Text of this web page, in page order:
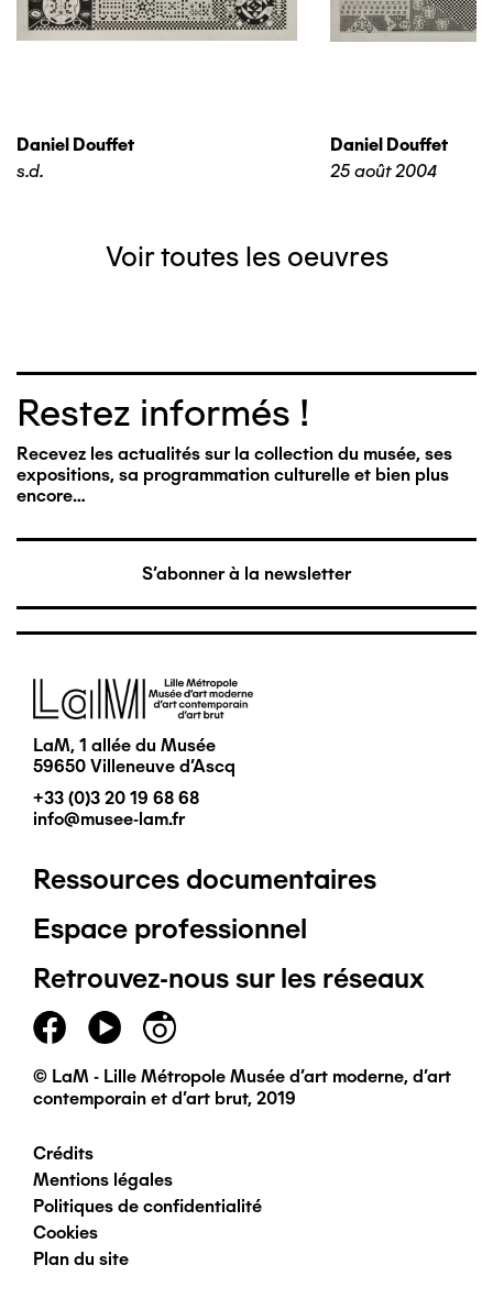
Daniel Douffet
s.d.
Daniel Douffet
25 août 2004
Voir toutes les oeuvres
Restez informés !
Recevez les actualités sur la collection du musée, ses
expositions, sa programmation culturelle et bien plus
encore…
S'abonner à la newsletter
Image
LaM, 1 allée du Musée
59650 Villeneuve d'Ascq
+33 (0)3 20 19 68 68
info@musee-lam.fr
Pied
de
page
principal
Ressources documentaires
Espace professionnel
Retrouvez-nous sur les réseaux
© LaM - Lille Métropole Musée d'art moderne, d'art
contemporain et d'art brut, 2019
Pied
de
page
Crédits
Mentions légales
Politiques de confidentialité
Cookies
Plan du site